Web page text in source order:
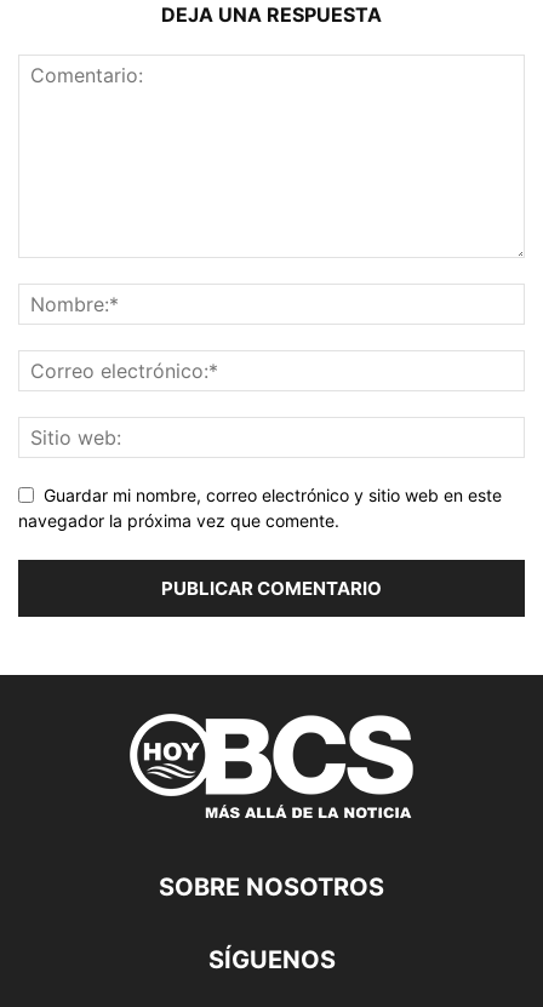
DEJA UNA RESPUESTA
Guardar mi nombre, correo electrónico y sitio web en este
navegador la próxima vez que comente.
SOBRE NOSOTROS
SÍGUENOS